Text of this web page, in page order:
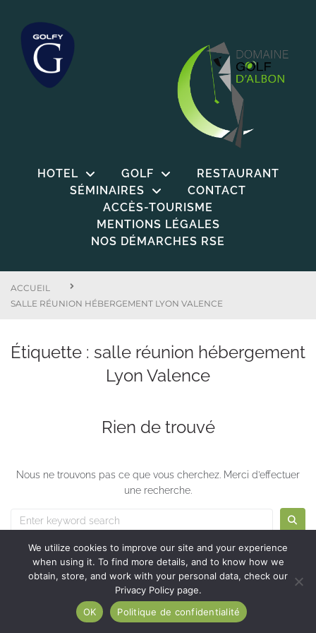
HOTEL GOLF
RESTAURANT
SÉMINAIRES
CONTACT
ACCÈS-TOURISME
MENTIONS LÉGALES
NOS DÉMARCHES RSE
ACCUEIL
SALLE RÉUNION HÉBERGEMENT LYON VALENCE
Étiquette : salle réunion hébergement
Lyon Valence
Rien de trouvé
Nous ne trouvons pas ce que vous cherchez. Merci d’effectuer
une recherche.
We utilize cookies to improve our site and your experience
when using it. To find more details, and to know how we
obtain, store, and work with your personal data, check our
Privacy Policy page.
OK
Politique de confidentialité